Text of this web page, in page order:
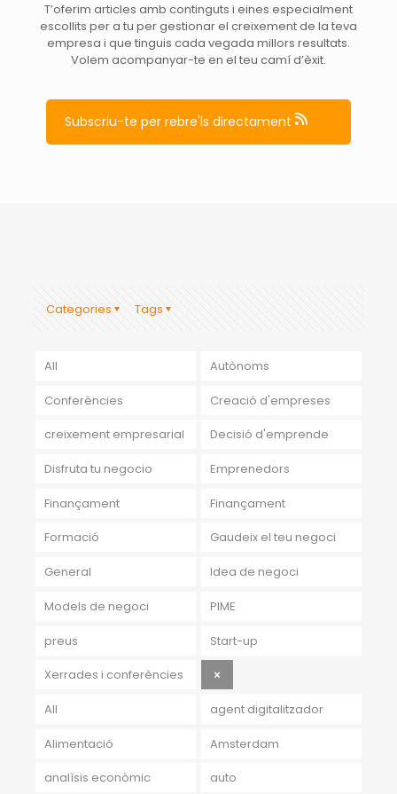
T’oferim articles amb continguts i eines especialment
escollits per a tu per gestionar el creixement de la teva
empresa i que tinguis cada vegada millors resultats.
Volem acompanyar-te en el teu camí d’èxit.
Subscriu-te per rebre'ls directament
Categories Tags
All Autònoms
Conferències Creació d'empreses
creixement empresarial Decisió d'emprende
Disfruta tu negocio Emprenedors
Finançament Finançament
Formació Gaudeix el teu negoci
General Idea de negoci
Models de negoci PIME
preus Start-up
Xerrades i conferències
All agent digitalitzador
Alimentació Amsterdam
analìsis econòmic auto